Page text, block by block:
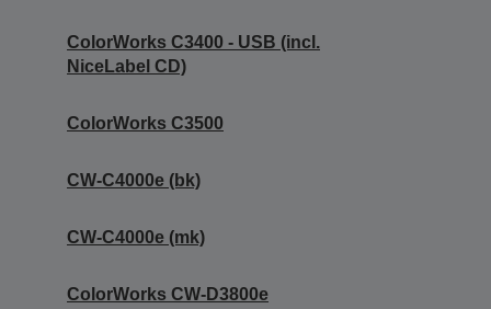
ColorWorks C3400 - USB (incl.
NiceLabel CD)
ColorWorks C3500
CW-C4000e (bk)
CW-C4000e (mk)
ColorWorks CW-D3800e